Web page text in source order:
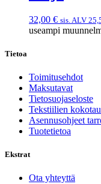
32,00 € sis. ALV
useampi
Tietoa
Toimitusehdot
Maksutavat
Tietosuojaseloste
Tekstiilien
Asennusohjeet
Tuotetietoa
Ekstrat
Ota yhteyttä